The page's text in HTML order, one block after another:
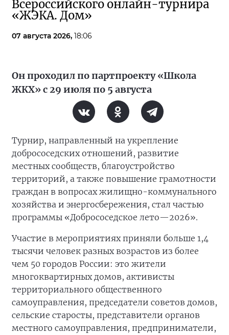
Всероссийского онлайн-турнира
«ЖЭКА. Дом»
07 августа 2026, 18:06
Он проходил по партпроекту «Школа
ЖКХ» с 29 июля по 5 августа
Турнир, направленный на укрепление
добрососедских отношений, развитие
местных сообществ, благоустройство
территорий, а также повышение грамотности
граждан в вопросах жилищно-коммунального
хозяйства и энергосбережения, стал частью
программы «Добрососедское лето—2026».
Участие в мероприятиях приняли больше 1,4
тысячи человек разных возрастов из более
чем 50 городов России: это жители
многоквартирных домов, активисты
территориального общественного
самоуправления, председатели советов домов,
сельские старосты, представители органов
местного самоуправления, предприниматели,